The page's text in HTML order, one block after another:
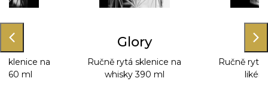
sklenice na
60 ml
Glory
Ručně rytá sklenice na
whisky 390 ml
Ručně rytá
likér